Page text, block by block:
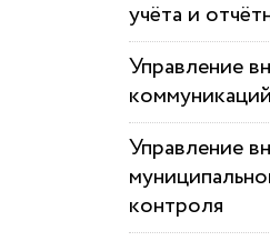
учёта и
Управление
коммуникаций
Управление
контроля